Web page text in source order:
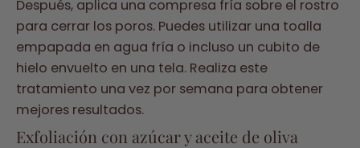
Después, aplica una compresa fría sobre el rostro
para cerrar los poros. Puedes utilizar una toalla
empapada en agua fría o incluso un cubito de
hielo envuelto en una tela. Realiza este
tratamiento una vez por semana para obtener
mejores resultados.
Exfoliación con azúcar y aceite de oliva